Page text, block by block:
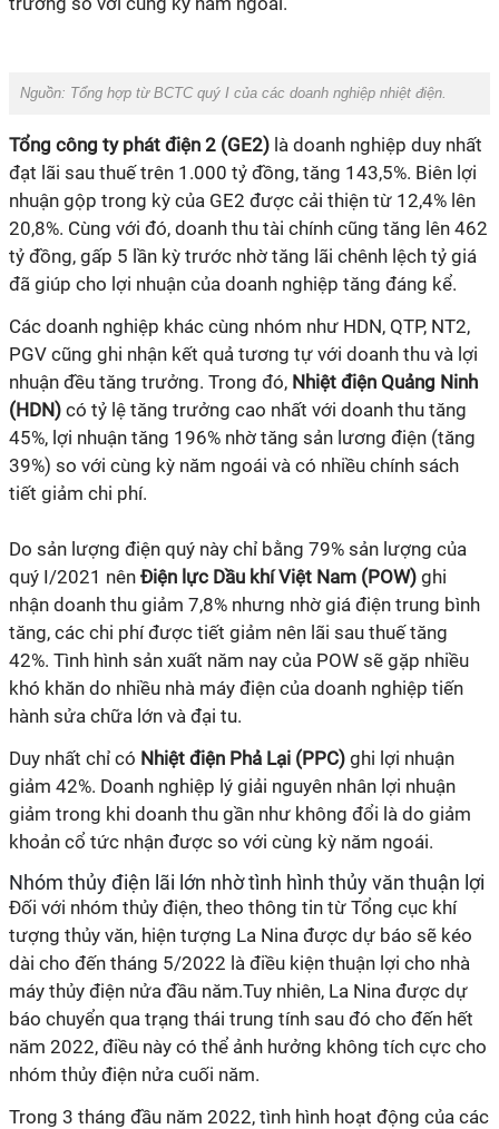
Nguồn: Tổng hợp từ BCTC quý I của các doanh nghiệp nhiệt điện.
Tổng công ty phát điện 2 (GE2) là doanh nghiệp duy nhất
đạt lãi sau thuế trên 1.000 tỷ đồng, tăng 143,5%. Biên lợi
nhuận gộp trong kỳ của GE2 được cải thiện từ 12,4% lên
20,8%. Cùng với đó, doanh thu tài chính cũng tăng lên 462
tỷ đồng, gấp 5 lần kỳ trước nhờ tăng lãi chênh lệch tỷ giá
đã giúp cho lợi nhuận của doanh nghiệp tăng đáng kể.
Các doanh nghiệp khác cùng nhóm như HDN, QTP, NT2,
PGV cũng ghi nhận kết quả tương tự với doanh thu và lợi
nhuận đều tăng trưởng. Trong đó, Nhiệt điện Quảng Ninh
(HDN) có tỷ lệ tăng trưởng cao nhất với doanh thu tăng
45%, lợi nhuận tăng 196% nhờ tăng sản lương điện (tăng
39%) so với cùng kỳ năm ngoái và có nhiều chính sách
tiết giảm chi phí.
Do sản lượng điện quý này chỉ bằng 79% sản lượng của
quý I/2021 nên Điện lực Dầu khí Việt Nam (POW) ghi
nhận doanh thu giảm 7,8% nhưng nhờ giá điện trung bình
tăng, các chi phí được tiết giảm nên lãi sau thuế tăng
42%. Tình hình sản xuất năm nay của POW sẽ gặp nhiều
khó khăn do nhiều nhà máy điện của doanh nghiệp tiến
hành sửa chữa lớn và đại tu.
Duy nhất chỉ có Nhiệt điện Phả Lại (PPC) ghi lợi nhuận
giảm 42%. Doanh nghiệp lý giải nguyên nhân lợi nhuận
giảm trong khi doanh thu gần như không đổi là do giảm
khoản cổ tức nhận được so với cùng kỳ năm ngoái.
Nhóm thủy điện lãi lớn nhờ tình hình thủy văn thuận lợi
Đối với nhóm thủy điện, theo thông tin từ Tổng cục khí
tượng thủy văn, hiện tượng La Nina được dự báo sẽ kéo
dài cho đến tháng 5/2022 là điều kiện thuận lợi cho nhà
máy thủy điện nửa đầu năm.Tuy nhiên, La Nina được dự
báo chuyển qua trạng thái trung tính sau đó cho đến hết
năm 2022, điều này có thể ảnh hưởng không tích cực cho
nhóm thủy điện nửa cuối năm.
Trong 3 tháng đầu năm 2022, tình hình hoạt động của các